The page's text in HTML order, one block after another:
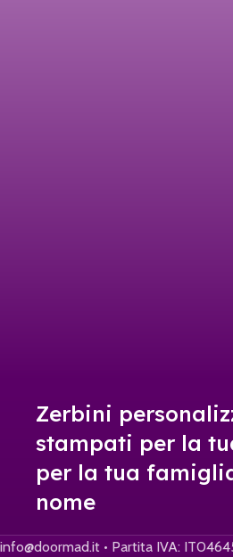
Zerbini
stampati per la
per la tua
nome
info@doormad.it • Partita IVA: